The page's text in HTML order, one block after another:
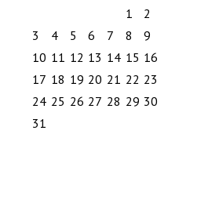
1
2
3
4 5 6 7 8
9
10 11 12 13 14 15 16
17 18 19 20 21 22 23
24 25 26 27 28 29 30
31